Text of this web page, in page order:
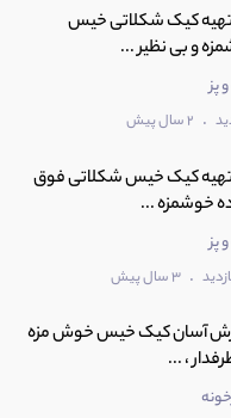
تهیه کیک شکلاتی خیس
و بی نظیر ...
پز
. 2 سال پیش
تهیه کیک خیس شکلاتی فوق
خوشمزه ...
پز
. 3 سال پیش
آسان کیک خیس خوش مزه
، ...